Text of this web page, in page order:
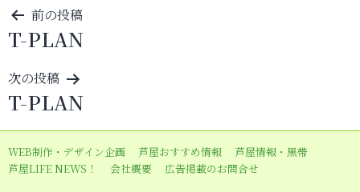
投
稿
ナ
ビ
ゲ
ー
シ
前の投稿
T-PLAN
次の投稿
T-PLAN
WEB制作・デザイン企画 芦屋おすすめ情報
芦屋情報・黒帯
芦屋LIFE NEWS！
会社概要 広告掲載のお問合せ